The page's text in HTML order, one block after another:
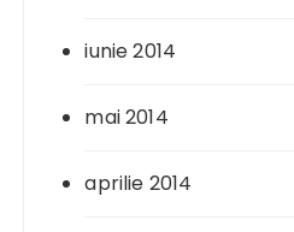
iunie 2014
mai 2014
aprilie 2014